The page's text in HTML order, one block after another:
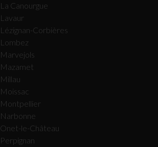
La Canourgue
Lavaur
Lézignan-Corbières
Lombez
Marvejols
Mazamet
Millau
Moissac
Montpellier
Narbonne
Onet-le-Château
Perpignan